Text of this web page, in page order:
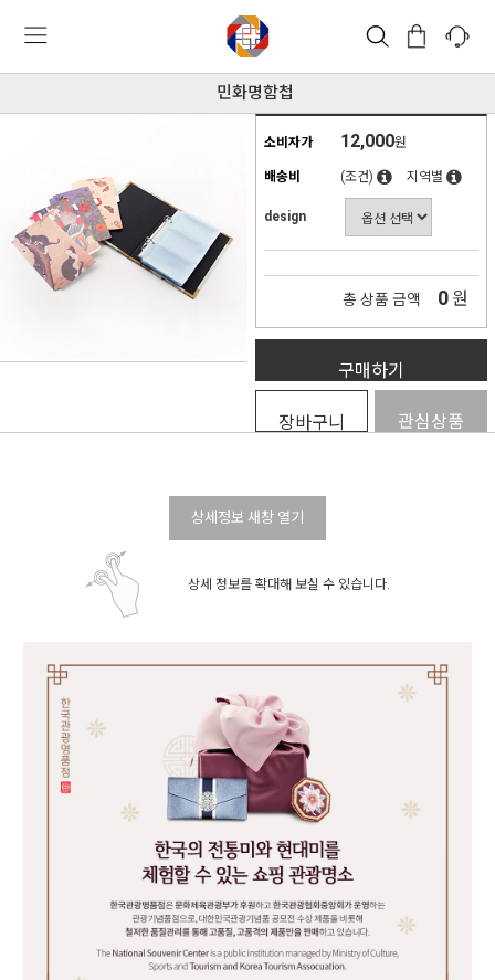
민화명함첩
소비자가 12,000원
배송비 (조건) 지역별
design
총 상품 금액 0 원
구매하기
장바구니 관심상품
상세정보 새창 열기
상세 정보를 확대해 보실 수 있습니다.